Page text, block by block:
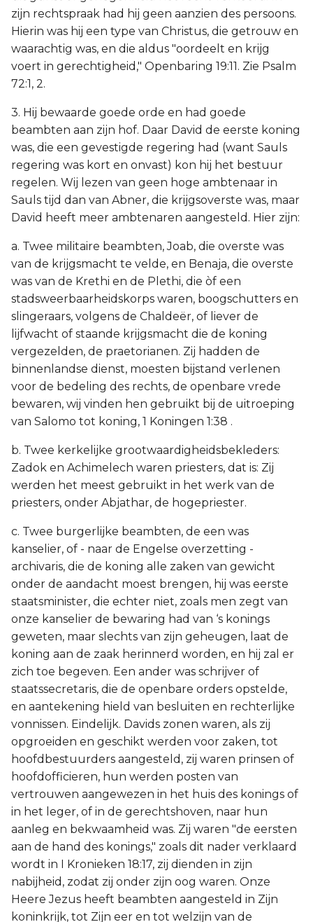
zijn rechtspraak had hij geen aanzien des persoons.
Hierin was hij een type van Christus, die getrouw en
waarachtig was, en die aldus "oordeelt en krijg
voert in gerechtigheid," Openbaring 19:11. Zie Psalm
72:1, 2.
3. Hij bewaarde goede orde en had goede
beambten aan zijn hof. Daar David de eerste koning
was, die een gevestigde regering had (want Sauls
regering was kort en onvast) kon hij het bestuur
regelen. Wij lezen van geen hoge ambtenaar in
Sauls tijd dan van Abner, die krijgsoverste was, maar
David heeft meer ambtenaren aangesteld. Hier zijn:
a. Twee militaire beambten, Joab, die overste was
van de krijgsmacht te velde, en Benaja, die overste
was van de Krethi en de Plethi, die òf een
stadsweerbaarheidskorps waren, boogschutters en
slingeraars, volgens de Chaldeër, of liever de
lijfwacht of staande krijgsmacht die de koning
vergezelden, de praetorianen. Zij hadden de
binnenlandse dienst, moesten bijstand verlenen
voor de bedeling des rechts, de openbare vrede
bewaren, wij vinden hen gebruikt bij de uitroeping
van Salomo tot koning, 1 Koningen 1:38 .
b. Twee kerkelijke grootwaardigheidsbekleders:
Zadok en Achimelech waren priesters, dat is: Zij
werden het meest gebruikt in het werk van de
priesters, onder Abjathar, de hogepriester.
c. Twee burgerlijke beambten, de een was
kanselier, of - naar de Engelse overzetting -
archivaris, die de koning alle zaken van gewicht
onder de aandacht moest brengen, hij was eerste
staatsminister, die echter niet, zoals men zegt van
onze kanselier de bewaring had van ‘s konings
geweten, maar slechts van zijn geheugen, laat de
koning aan de zaak herinnerd worden, en hij zal er
zich toe begeven. Een ander was schrijver of
staatssecretaris, die de openbare orders opstelde,
en aantekening hield van besluiten en rechterlijke
vonnissen. Eindelijk. Davids zonen waren, als zij
opgroeiden en geschikt werden voor zaken, tot
hoofdbestuurders aangesteld, zij waren prinsen of
hoofdofficieren, hun werden posten van
vertrouwen aangewezen in het huis des konings of
in het leger, of in de gerechtshoven, naar hun
aanleg en bekwaamheid was. Zij waren "de eersten
aan de hand des konings," zoals dit nader verklaard
wordt in I Kronieken 18:17, zij dienden in zijn
nabijheid, zodat zij onder zijn oog waren. Onze
Heere Jezus heeft beambten aangesteld in Zijn
koninkrijk, tot Zijn eer en tot welzijn van de